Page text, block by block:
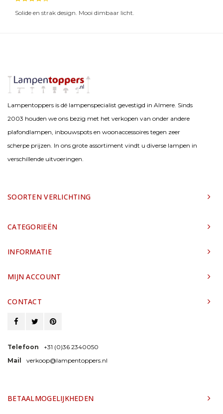
Solide en strak design. Mooi dimbaar licht.
Lampentoppers is dé lampenspecialist gevestigd in Almere. Sinds
2003 houden we ons bezig met het verkopen van onder andere
plafondlampen, inbouwspots en woonaccessoires tegen zeer
scherpe prijzen. In ons grote assortiment vindt u diverse lampen in
verschillende uitvoeringen.
SOORTEN VERLICHTING
CATEGORIEËN
INFORMATIE
MIJN ACCOUNT
CONTACT
Telefoon
+31 (0)36 2340050
Mail
verkoop@lampentoppers.nl
BETAALMOGELIJKHEDEN